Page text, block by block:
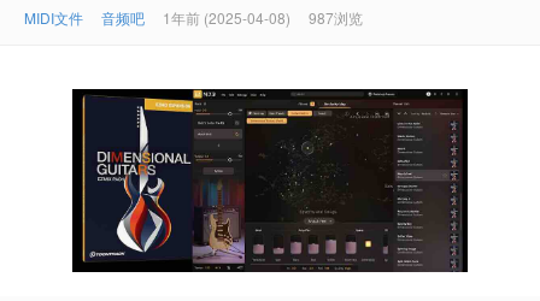
MIDI文件 音频吧 1年前 (2025-04-08) 987浏览